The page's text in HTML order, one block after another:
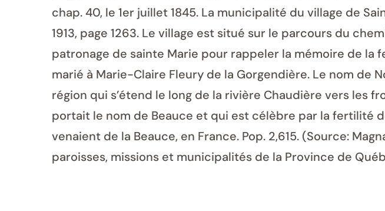
chap. 40, le 1er juillet 1845. La municipalité du village de
1913, page 1263. Le village est situé sur le parcours du
patronage de sainte Marie pour rappeler la mémoire de la
marié à Marie-Claire Fleury de la Gorgendière. Le nom de
région qui s’étend le long de la rivière Chaudière vers les
portait le nom de Beauce et qui est célèbre par la fertilité
venaient de la Beauce, en France. Pop. 2,615. (Source:
paroisses, missions et municipalités de la Province de